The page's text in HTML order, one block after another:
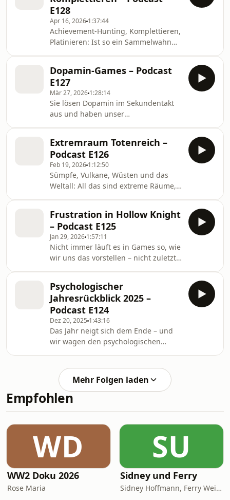
Behind the Screens.
Fallstricke und ruiniert viel
Testerfahrung den Spaß an anderen...
Der Beitrag Playtesting – Podcast E129
erschien zuerst auf Behind the
Screens.
E128
Apr 16, 2026 1:37:44
Achievement-Hunting, Komplettieren,
Platinieren: Ist so ein Sammelwahn
Social Media umgehört, wie verbreitet
Komplettionismus unter Spielerinnen
und Spielern eigentlich ist – und
warum manche Menschen ihre
Spiele... Der Beitrag Sammeln und
Komplettieren – Podcast E128
erschien zuerst auf Behind the
Screens.
Dopamin-Games – Podcast
E127
Mär 27, 2026 1:28:14
Sie lösen Dopamin im Sekundentakt
aus und haben unser
andere Spiele, die
Belohnungsspiralen auf Maximum
drehen. Was diese Spiele machen
und ob so viel Dopamin noch gut für
uns... Der Beitrag Dopamin-Games –
Podcast E127 erschien zuerst auf
Behind the Screens.
Extremraum Totenreich –
Podcast E126
Feb 19, 2026 1:12:50
Sümpfe, Vulkane, Wüsten und das
Weltall: All das sind extreme Räume,
Grenze, die wir nur einmal
überschreiten: In dieser Folge
betreten wir das... Der Beitrag
Extremraum Totenreich – Podcast
E126 erschien zuerst auf Behind the
Screens.
Frustration in Hollow Knight
– Podcast E125
Jan 29, 2026 1:57:11
Nicht immer läuft es in Games so, wie
wir uns das vorstellen – nicht zuletzt
sich warten. Warum das so ist und
wie wir mit Frust-Momenten
umgehen können, erkunden wir mit
Psychologin Jolina Bering und Genre-
Kenner Erik Körner.
Psychologischer
Jahresrückblick 2025 –
Podcast E124
Dez 20, 2025 1:43:16
Das Jahr neigt sich dem Ende – und
wir wagen den psychologischen
persönliche Spielmomente, die uns
2025 psychologisch beschäftigt
haben.
Mehr Folgen laden
Empfohlen
WD
WW2 Doku 2026
Rose Maria
SU
Sidney und Ferry
Sidney Hoffmann, Ferry Weiss